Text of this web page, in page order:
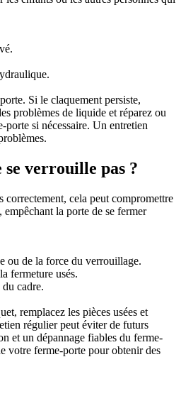
Si le claquement persiste,
problèmes de liquide et réparez ou
porte si nécessaire. Un entretien
verrouille pas ?
correctement, cela peut compromettre
la porte de se fermer
ou de la force du verrouillage.
fermeture usés.
cadre.
remplacez les pièces usées et
régulier peut éviter de futurs
et un dépannage fiables du ferme-
votre ferme-porte pour obtenir des